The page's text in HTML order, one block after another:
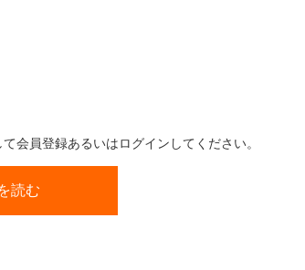
会員登録あるいはログインしてください。
読む